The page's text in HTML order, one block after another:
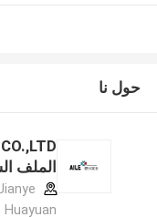
حول نا
الملف
Huayuan